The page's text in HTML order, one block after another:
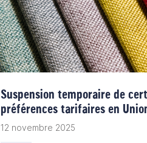
Suspension temporaire de
préférences tarifaires en
12 novembre 2025